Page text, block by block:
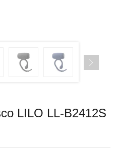
LILO LL-B2412S